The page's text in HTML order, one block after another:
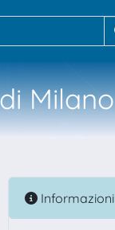
Milano
Informazioni